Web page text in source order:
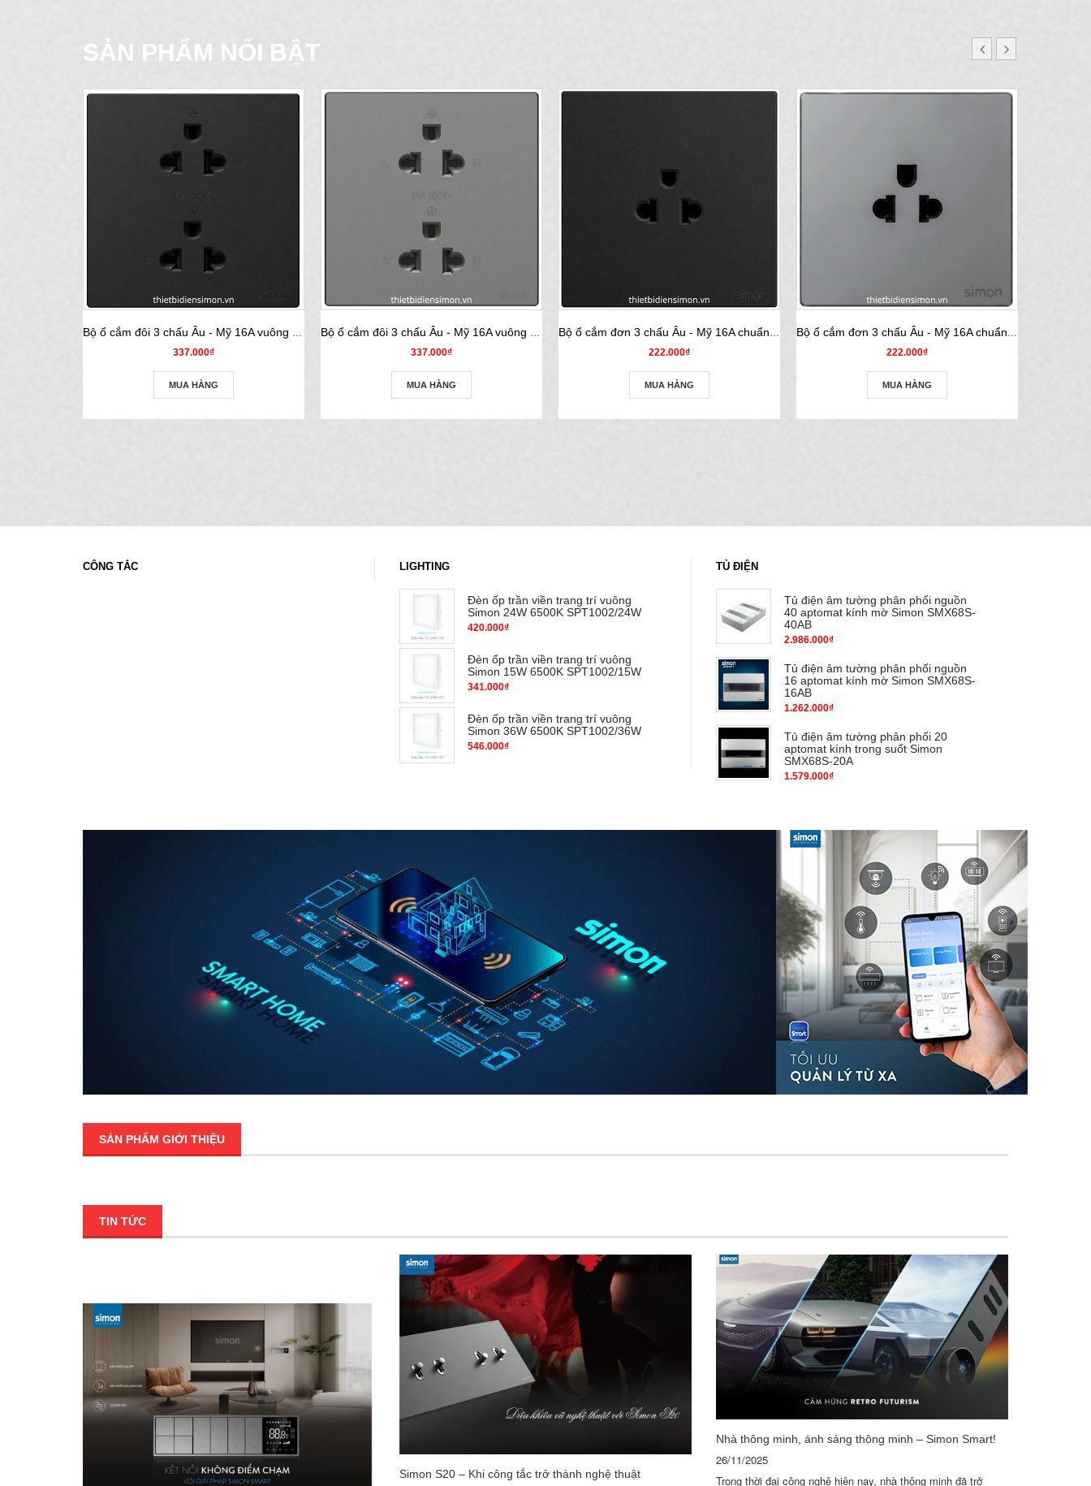
SẢN PHẨM NỔI BẬT
Bộ ổ cắm đôi 3 chấu Âu - Mỹ 16A vuông màu black Simon S6 581287-26
337.000₫
MUA HÀNG
Bộ ổ cắm đôi 3 chấu Âu - Mỹ 16A vuông màu grey Simon S6 581287-61
337.000₫
MUA HÀNG
Bộ ổ cắm đơn 3 chấu Âu - Mỹ 16A chuẩn vuông màu black Simon S6 581087-26
222.000₫
MUA HÀNG
Bộ ổ cắm đơn 3 chấu Âu - Mỹ 16A chuẩn vuông màu Grey Simon S6 581087-61
222.000₫
MUA HÀNG
CÔNG TẮC LIGHTING
Đèn ốp trần viền trang trí vuông
Simon 24W 6500K SPT1002/24W
420.000₫
Đèn ốp trần viền trang trí vuông
Simon 15W 6500K SPT1002/15W
341.000₫
Đèn ốp trần viền trang trí vuông
Simon 36W 6500K SPT1002/36W
546.000₫
TỦ ĐIỆN
Tủ điện âm tường phân phối nguồn
40 aptomat kính mờ Simon SMX68S-
40AB
2.986.000₫
Tủ điện âm tường phân phối nguồn
16 aptomat kính mờ Simon SMX68S-
16AB
1.262.000₫
Tủ điện âm tường phân phối 20
aptomat kính trong suốt Simon
SMX68S-20A
1.579.000₫
SẢN PHẨM GIỚI THIỆU
TIN TỨC
Simon S20 – Khi công tắc trở thành nghệ thuật
Nhà thông minh, ánh sáng thông minh – Simon Smart!
26/11/2025
Trong thời đại công nghệ hiện nay, nhà thông minh đã trở